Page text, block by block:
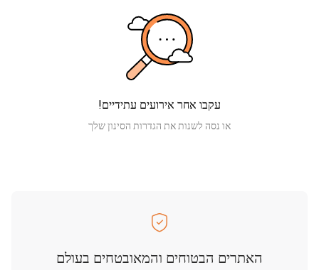
עקבו אחר אירועים עתידיים!
או נסה לשנות את הגדרות הסינון שלך
האתרים הבטוחים והמאובטחים בעולם